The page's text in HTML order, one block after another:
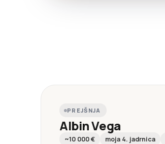
PREJŠNJA
Albin Vega
~10 000 € moja 4. jadrnica